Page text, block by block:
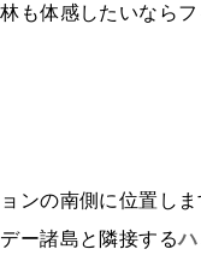
も体感したいなら
ンの南側に位置し
ー諸島と隣接するハ